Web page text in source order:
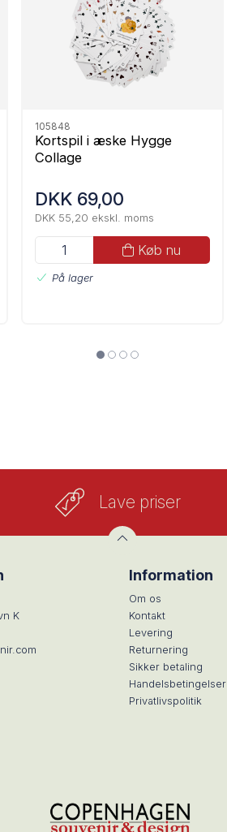
105848
Kortspil i æske Hygge
Collage
DKK 69,00
DKK 55,20 ekskl. moms
Køb nu
På lager
Lave priser
K
Information
Om os
Kontakt
Levering
Returnering
Sikker betaling
Handelsbetingelser
Privatlivspolitik